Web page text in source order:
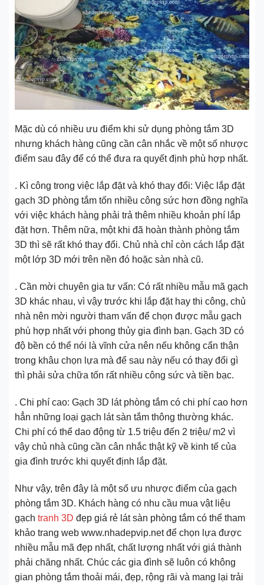
Mặc dù có nhiều ưu điểm khi sử dụng phòng tắm 3D
nhưng khách hàng cũng cần cân nhắc về một số nhược
điểm sau đây để có thể đưa ra quyết định phù hợp nhất.
. Kì công trong việc lắp đặt và khó thay đổi: Việc lắp đặt
gạch 3D phòng tắm tốn nhiều công sức hơn đồng nghĩa
với việc khách hàng phải trả thêm nhiều khoản phí lắp
đặt hơn. Thêm nữa, một khi đã hoàn thành phòng tắm
3D thì sẽ rất khó thay đổi. Chủ nhà chỉ còn cách lắp đặt
một lớp 3D mới trên nền đó hoặc sàn nhà cũ.
. Cần mời chuyên gia tư vấn: Có rất nhiều mẫu mã gạch
3D khác nhau, vì vậy trước khi lắp đặt hay thi công, chủ
nhà nên mời người tham vấn để chọn được mẫu gạch
phù hợp nhất với phong thủy gia đình bạn. Gạch 3D có
độ bền có thể nói là vĩnh cửa nên nếu không cẩn thận
trong khâu chọn lựa mà để sau này nếu có thay đổi gì
thì phải sửa chữa tốn rất nhiều công sức và tiền bạc.
. Chi phí cao: Gạch 3D lát phòng tắm có chi phí cao hơn
hẳn những loại gạch lát sàn tắm thông thường khác.
Chi phí có thể dao động từ 1.5 triệu đến 2 triệu/ m2 vì
vậy chủ nhà cũng cần cân nhắc thật kỹ về kinh tế của
gia đình trước khi quyết định lắp đặt.
Như vậy, trên đây là một số ưu nhược điểm của gạch
phòng tắm 3D. Khách hàng có nhu cầu mua vật liệu
gạch tranh 3D đẹp giá rẻ lát sàn phòng tắm có thể tham
khảo trang web www.nhadepvip.net để chọn lựa được
nhiều mẫu mã đẹp nhất, chất lượng nhất với giá thành
phải chăng nhất. Chúc các gia đình sẽ luôn có không
gian phòng tắm thoải mái, đẹp, rộng rãi và mang lại trải